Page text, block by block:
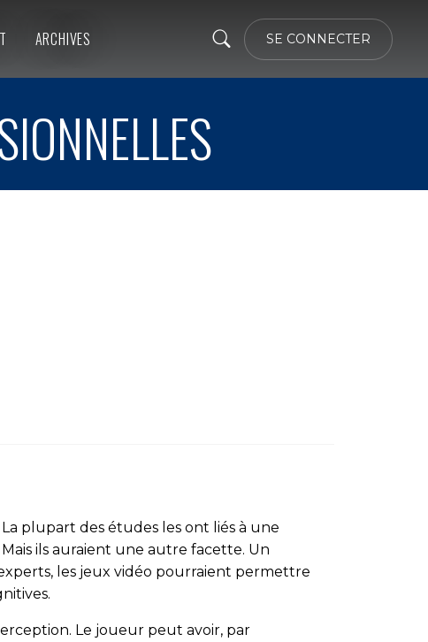
SE CONNECTER
ARCHIVES
plupart des études les ont liés à une
ils auraient une autre facette. Un
les jeux vidéo pourraient permettre
Le joueur peut avoir, par